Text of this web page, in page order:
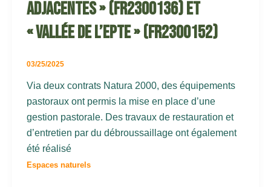
adjacentes » (FR2300136) et
« Vallée de l’Epte » (FR2300152)
03/25/2025
Via deux contrats Natura 2000, des équipements
pastoraux ont permis la mise en place d’une
gestion pastorale. Des travaux de restauration et
d’entretien par du débroussaillage ont également
été réalisé
Espaces naturels